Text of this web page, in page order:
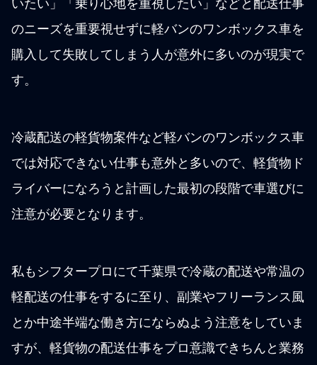
いたい」「乗り心地を重視したい」などと配送仕事
のニーズを重要視せずに軽バンのワンボックス車を
購入して失敗してしまう人が意外に多いのが現実で
す。
冷蔵配送の軽貨物案件など軽バンのワンボックス車
では対応できない仕事も意外と多いので、軽貨物ド
ライバーになろうと計画した最初の段階で車選びに
注意が必要となります。
私もシフタープロにて千葉県で冷蔵の配送や常温の
軽配送の仕事をするに至り、副業やフリーランス風
とか中途半端な働き方にならぬよう注意をしていま
すが、軽貨物の配送仕事をプロ意識できちんと業務